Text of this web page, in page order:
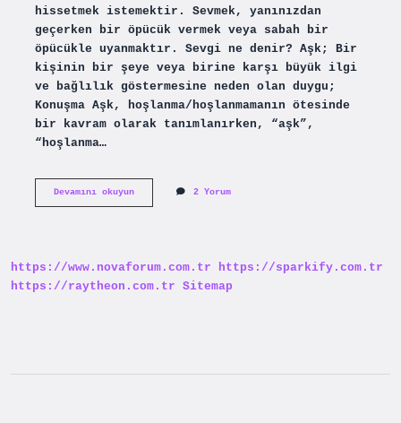
hissetmek istemektir. Sevmek, yanınızdan
geçerken bir öpücük vermek veya sabah bir
öpücükle uyanmaktır. Sevgi ne denir? Aşk; Bir
kişinin bir şeye veya birine karşı büyük ilgi
ve bağlılık göstermesine neden olan duygu;
Konuşma Aşk, hoşlanma/hoşlanmamanın ötesinde
bir kavram olarak tanımlanırken, “aşk”,
“hoşlanma…
Devamını okuyunSevgi
2 Yorum
https://www.novaforum.com.tr
https://sparkify.com.tr
https://raytheon.com.tr Sitemap